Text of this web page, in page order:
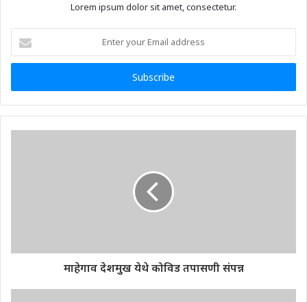
Lorem ipsum dolor sit amet, consectetur.
your
Email
माहेगाव देशमुख येथे कोविड तपासणी संपन्न